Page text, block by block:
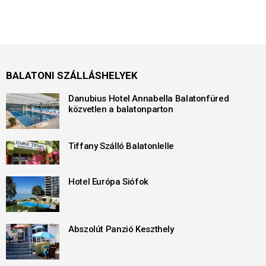
BALATONI SZÁLLÁSHELYEK
Danubius Hotel Annabella Balatonfüred
közvetlen a balatonparton
Tiffany Szálló Balatonlelle
Hotel Európa Siófok
Abszolút Panzió Keszthely